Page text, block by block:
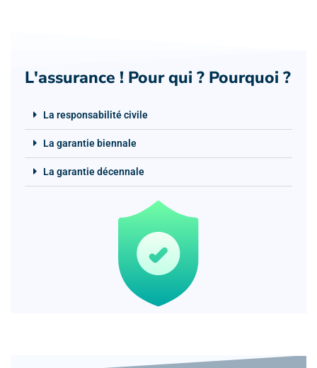
L'assurance ! Pour qui ? Pourquoi ?
La responsabilité civile
La garantie biennale
La garantie décennale